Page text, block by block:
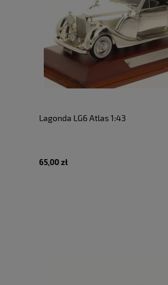
Lagonda LG6 Atlas 1:43
65,00 zł